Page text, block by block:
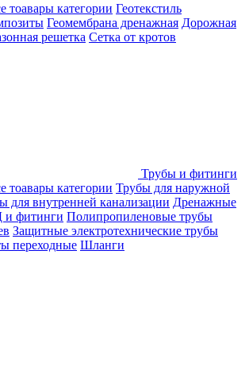
тоавары категории Геотекстиль
Геомембрана дренажная Дорожная
решетка Сетка от кротов
Трубы и фитинги
тоавары категории Трубы для наружной
для внутренней канализации Дренажные
фитинги Полипропиленовые трубы
Защитные электротехнические трубы
переходные Шланги